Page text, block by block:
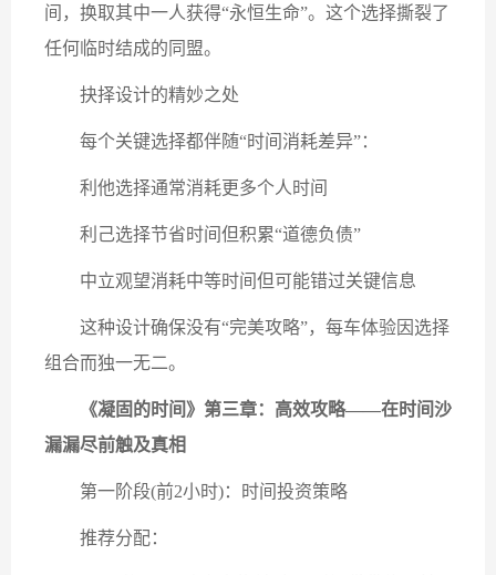
间，换取其中一人获得“永恒生命”。这个选择撕裂了
任何临时结成的同盟。
抉择设计的精妙之处
每个关键选择都伴随“时间消耗差异”：
利他选择通常消耗更多个人时间
利己选择节省时间但积累“道德负债”
中立观望消耗中等时间但可能错过关键信息
这种设计确保没有“完美攻略”，每车体验因选择
组合而独一无二。
《凝固的时间》第三章：高效攻略——在时间沙
漏漏尽前触及真相
第一阶段(前2小时)：时间投资策略
推荐分配：